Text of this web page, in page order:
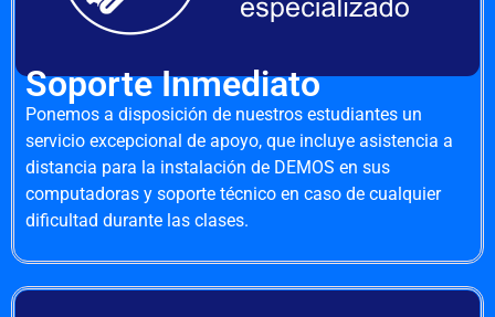
Soporte Inmediato
Ponemos a disposición de nuestros estudiantes un
servicio excepcional de apoyo, que incluye asistencia a
distancia para la instalación de DEMOS en sus
computadoras y soporte técnico en caso de cualquier
dificultad durante las clases.